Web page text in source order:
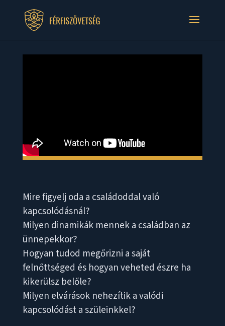
Mire figyelj oda a családoddal való
kapcsolódásnál?
Milyen dinamikák mennek a családban az
ünnepekkor?
Hogyan tudod megőrizni a saját
felnőttséged és hogyan veheted észre ha
kikerülsz belőle?
Milyen elvárások nehezítik a valódi
kapcsolódást a szüleinkkel?